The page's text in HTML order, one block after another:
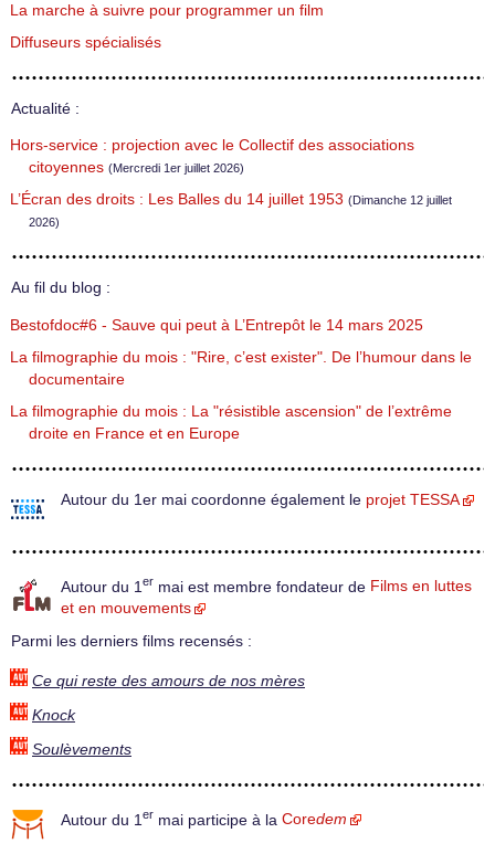
La marche à suivre pour programmer un film
Diffuseurs spécialisés
Actualité :
Hors-service : projection avec le Collectif des associations
citoyennes (Mercredi 1er juillet 2026)
L’Écran des droits : Les Balles du 14 juillet 1953 (Dimanche 12 juillet
2026)
Au fil du blog :
Bestofdoc#6 - Sauve qui peut à L’Entrepôt le 14 mars 2025
La filmographie du mois : "Rire, c’est exister". De l’humour dans le
documentaire
La filmographie du mois : La "résistible ascension" de l’extrême
droite en France et en Europe
Autour du 1er mai coordonne également le projet TESSA
Autour du 1 er mai est membre fondateur de Films en luttes
et en mouvements
Parmi les derniers films recensés :
Ce qui reste des amours de nos mères
Knock
Soulèvements
Autour du 1 er mai participe à la Coredem